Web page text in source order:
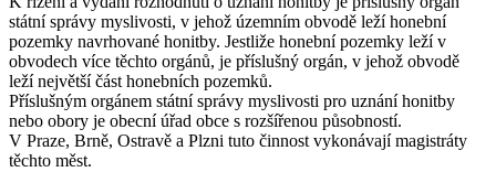
státní správy myslivosti, v jehož územním obvodě leží honební
pozemky navrhované honitby. Jestliže honební pozemky leží v
obvodech více těchto orgánů, je příslušný orgán, v jehož obvodě
leží největší část honebních pozemků.
Příslušným orgánem státní správy myslivosti pro uznání honitby
nebo obory je obecní úřad obce s rozšířenou působností.
V Praze, Brně, Ostravě a Plzni tuto činnost vykonávají magistráty
těchto měst.